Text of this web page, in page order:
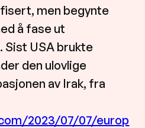
men begynte
å fase ut
Sist USA brukte
den ulovlige
av Irak, fra
2023/07/07/europ